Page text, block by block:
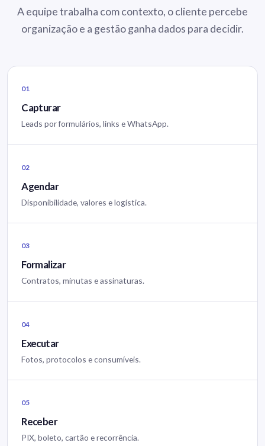
A equipe trabalha com contexto, o cliente percebe
organização e a gestão ganha dados para decidir.
01
Capturar
Leads por formulários, links e WhatsApp.
02
Agendar
Disponibilidade, valores e logística.
03
Formalizar
Contratos, minutas e assinaturas.
04
Executar
Fotos, protocolos e consumíveis.
05
Receber
PIX, boleto, cartão e recorrência.